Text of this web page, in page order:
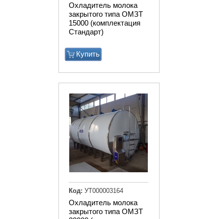
Охладитель молока
закрытого типа ОМЗТ
15000 (комплектация
Стандарт)
Купить
Охладитель молока
закрытого типа ОМЗТ
Код: УТ000003164